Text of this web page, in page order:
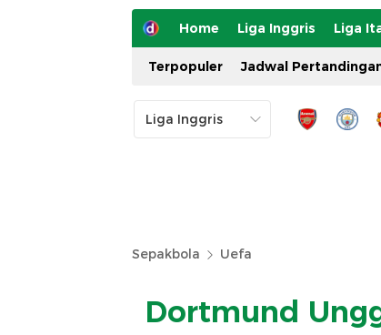
Home Liga Inggris Liga
Terpopuler Jadwal
Sepakbola Uefa
Dortmund